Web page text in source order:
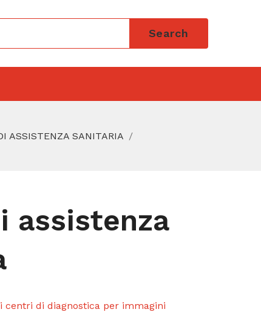
Search
ASSISTENZA SANITARIA
assistenza
centri di diagnostica per immagini